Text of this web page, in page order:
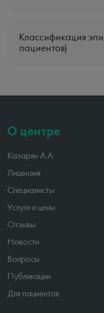
Классификация
пациентов)
О центре
Казарян А.А
Лицензия
Специалисты
Услуги и цены
Отзывы
Новости
Вопросы
Публикации
Для пациентов